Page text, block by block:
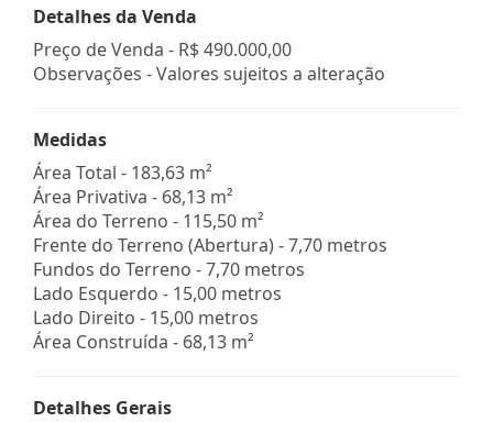
Detalhes da Venda
Preço de Venda - R$ 490.000,00
Observações - Valores sujeitos a alteração
Medidas
Área Total - 183,63 m²
Área Privativa - 68,13 m²
Área do Terreno - 115,50 m²
Frente do Terreno (Abertura) - 7,70 metros
Fundos do Terreno - 7,70 metros
Lado Esquerdo - 15,00 metros
Lado Direito - 15,00 metros
Área Construída - 68,13 m²
Detalhes Gerais